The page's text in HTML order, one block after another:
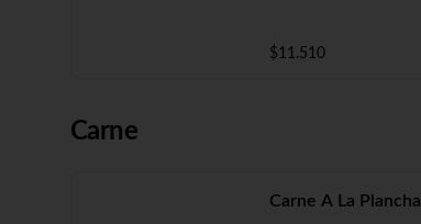
$11.510
Carne
Carne A La Plancha